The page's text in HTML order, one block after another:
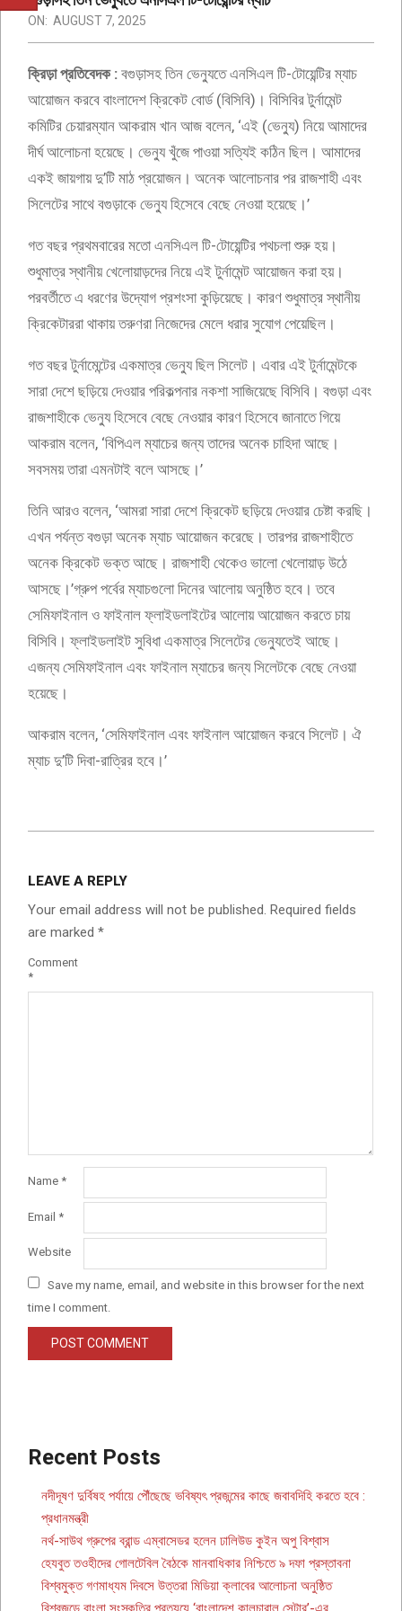
ON: AUGUST 7, 2025
ক্রিড়া প্রতিবেদক : বগুড়াসহ তিন ভেন্যুতে এনসিএল টি-টোয়েন্টির ম্যাচ
আয়োজন করবে বাংলাদেশ ক্রিকেট বোর্ড (বিসিবি)। বিসিবির টুর্নামেন্ট
কমিটির চেয়ারম্যান আকরাম খান আজ বলেন, ‘এই (ভেন্যু) নিয়ে আমাদের
দীর্ঘ আলোচনা হয়েছে। ভেন্যু খুঁজে পাওয়া সত্যিই কঠিন ছিল। আমাদের
একই জায়গায় দু’টি মাঠ প্রয়োজন। অনেক আলোচনার পর রাজশাহী এবং
সিলেটের সাথে বগুড়াকে ভেন্যু হিসেবে বেছে নেওয়া হয়েছে।’
গত বছর প্রথমবারের মতো এনসিএল টি-টোয়েন্টির পথচলা শুরু হয়।
শুধুমাত্র স্থানীয় খেলোয়াড়দের নিয়ে এই টুর্নামেন্ট আয়োজন করা হয়।
পরবর্তীতে এ ধরণের উদ্যোগ প্রশংসা কুড়িয়েছে। কারণ শুধুমাত্র স্থানীয়
ক্রিকেটাররা থাকায় তরুণরা নিজেদের মেলে ধরার সুযোগ পেয়েছিল।
গত বছর টুর্নামেন্টের একমাত্র ভেন্যু ছিল সিলেট। এবার এই টুর্নামেন্টকে
সারা দেশে ছড়িয়ে দেওয়ার পরিকল্পনার নকশা সাজিয়েছে বিসিবি। বগুড়া এবং
রাজশাহীকে ভেন্যু হিসেবে বেছে নেওয়ার কারণ হিসেবে জানাতে গিয়ে
আকরাম বলেন, ‘বিপিএল ম্যাচের জন্য তাদের অনেক চাহিদা আছে।
সবসময় তারা এমনটাই বলে আসছে।’
তিনি আরও বলেন, ‘আমরা সারা দেশে ক্রিকেট ছড়িয়ে দেওয়ার চেষ্টা করছি।
এখন পর্যন্ত বগুড়া অনেক ম্যাচ আয়োজন করেছে। তারপর রাজশাহীতে
অনেক ক্রিকেট ভক্ত আছে। রাজশাহী থেকেও ভালো খেলোয়াড় উঠে
আসছে।’গ্রুপ পর্বের ম্যাচগুলো দিনের আলোয় অনুষ্ঠিত হবে। তবে
সেমিফাইনাল ও ফাইনাল ফ্লাইডলাইটের আলোয় আয়োজন করতে চায়
বিসিবি। ফ্লাইডলাইট সুবিধা একমাত্র সিলেটের ভেন্যুতেই আছে।
এজন্য সেমিফাইনাল এবং ফাইনাল ম্যাচের জন্য সিলেটকে বেছে নেওয়া
হয়েছে।
আকরাম বলেন, ‘সেমিফাইনাল এবং ফাইনাল আয়োজন করবে সিলেট। ঐ
ম্যাচ দু’টি দিবা-রাত্রির হবে।’
07
LEAVE A REPLY
Your email address will not be published. Required fields
are marked *
Comment
*
Name *
Email *
Website
Save my name, email, and website in this browser for the next
time I comment.
Recent Posts
নদীদূষণ দুর্বিষহ পর্যায়ে পৌঁছেছে ভবিষ্যৎ প্রজন্মের কাছে জবাবদিহি করতে হবে :
প্রধানমন্ত্রী
নর্থ-সাউথ গ্রুপের ব্রান্ড এম্বাসেডর হলেন ঢালিউড কুইন অপু বিশ্বাস
হেযবুত তওহীদের গোলটেবিল বৈঠকে মানবাধিকার নিশ্চিতে ৯ দফা প্রস্তাবনা
বিশ্বমুক্ত গণমাধ্যম দিবসে উত্তরা মিডিয়া ক্লাবের আলোচনা অনুষ্ঠিত